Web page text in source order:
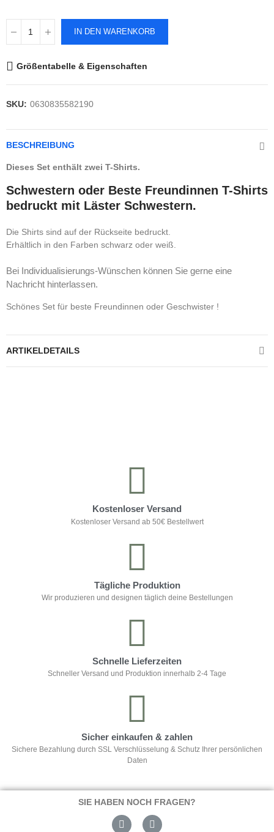
IN DEN WARENKORB
Größentabelle & Eigenschaften
SKU: 0630835582190
BESCHREIBUNG
Dieses Set enthält zwei T-Shirts.
Schwestern oder Beste Freundinnen T-Shirts
bedruckt mit Läster Schwestern.
Die Shirts sind auf der Rückseite bedruckt.
Erhältlich in den Farben schwarz oder weiß.
Bei Individualisierungs-Wünschen können Sie gerne eine
Nachricht hinterlassen.
Schönes Set für beste Freundinnen oder Geschwister !
ARTIKELDETAILS
Kostenloser Versand
Kostenloser Versand ab 50€ Bestellwert
Tägliche Produktion
Wir produzieren und designen täglich deine Bestellungen
Schnelle Lieferzeiten
Schneller Versand und Produktion innerhalb 2-4 Tage
Sicher einkaufen & zahlen
Sichere Bezahlung durch SSL Verschlüsselung & Schutz Ihrer persönlichen
Daten
SIE HABEN NOCH FRAGEN?